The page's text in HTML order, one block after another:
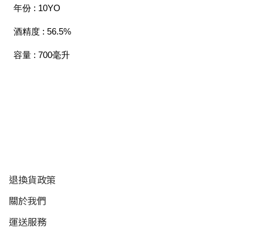
年份 : 10YO
酒精度 : 56.5%
容量 : 700毫升
退換貨政策
關於我們
運送服務